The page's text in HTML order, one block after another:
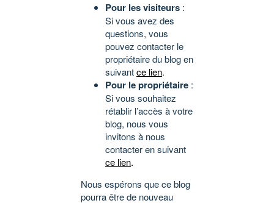
Pour les visiteurs :
Si vous avez des
questions, vous
pouvez contacter le
propriétaire du blog en
suivantce lien.
Pour le propriétaire :
Si vous souhaitez
rétablir l’accès à votre
blog, nous vous
invitons à nous
contacter en suivant
ce lien.
Nous espérons que ce blog
pourra être de nouveau